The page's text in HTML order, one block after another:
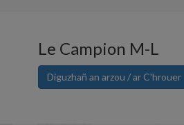
Le Campion M-L
Diguzhañ an arzou / ar C'hrouer